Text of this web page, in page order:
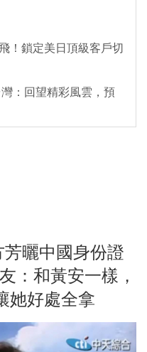
！鎖定美日頂級客戶切
：回望精彩風雲，預
芳曬中國身份證
：和黃安一樣，
她好處全拿